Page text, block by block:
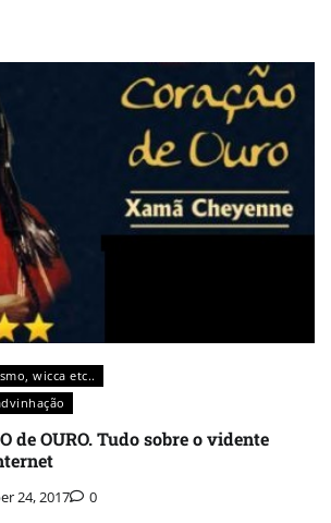
wicca etc..
de OURO. Tudo sobre o vidente
24, 2017 0